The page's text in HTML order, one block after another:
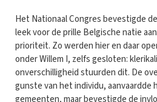
Het Nationaal Congres bevestigde
leek voor de prille Belgische natie
prioriteit. Zo werden hier en daar
onder Willem I, zelfs gesloten:
onverschilligheid stuurden dit. De
gunste van het individu, aanvaardde
gemeenten, maar bevestigde de